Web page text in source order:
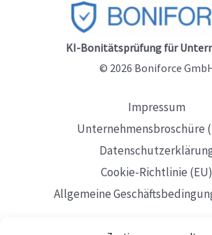
KI-Bonitätsprüfung für
© 2026 Boniforce
Impressum
Unternehmensbroschüre
Cookie-Richtlinie (EU)
Allgemeine